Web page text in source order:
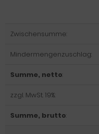
Zwischensumme:
Mindermengenzuschlag:
Summe, netto:
zzgl. MwSt. 19%:
Summe, brutto: